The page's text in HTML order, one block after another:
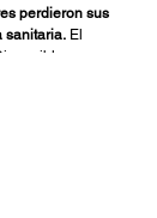
perdieron sus
sanitaria. El
en